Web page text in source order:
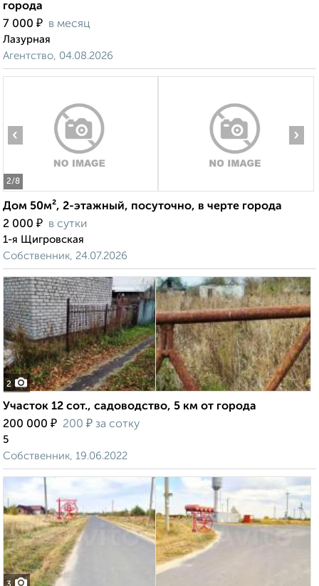
города
7 000 ₽ в месяц
Лазурная
Агентство, 04.08.2026
2/8
‹ ›
Дом 50м², 2-этажный, посуточно, в черте города
2 000 ₽ в сутки
1-я Щигровская
Собственник, 24.07.2026
2
Участок 12 сот., садоводство, 5 км от города
200 000 ₽ 200 ₽ за сотку
5
Собственник, 19.06.2022